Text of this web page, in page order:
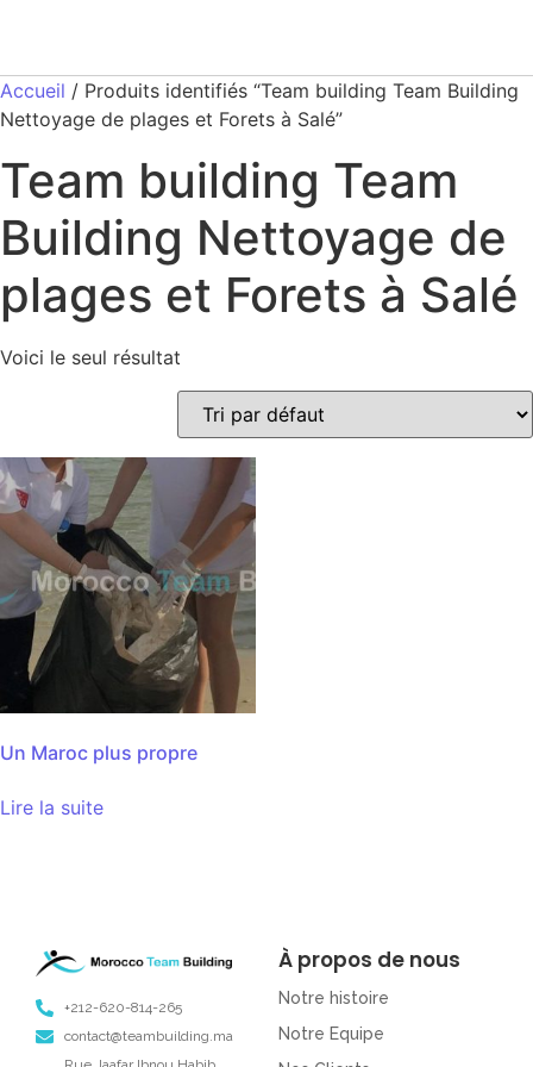
Accueil / Produits identifiés “Team building Team Building
Nettoyage de plages et Forets à Salé”
Team building Team
Building Nettoyage de
plages et Forets à Salé
Voici le seul résultat
Un Maroc plus propre
Lire la suite
+212-620-814-265
contact@teambuilding.ma
À propos de nous
Notre histoire
Notre Equipe